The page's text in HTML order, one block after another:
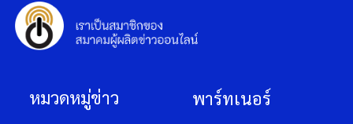
หมวดหมู่ข่าว พาร์ทเนอร์